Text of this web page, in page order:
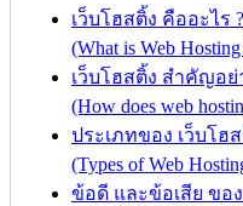
เว็บโฮสติ้ง คืออะไร ?
(What is Web
เว็บโฮสติ้ง สำคัญอย่
(How does web
ประเภทของ เว็บโฮ
(Types of Web
ข้อดี และข้อเสีย ขอ